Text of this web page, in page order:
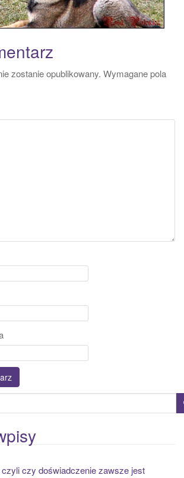
zostanie opublikowany. Wymagane pola
czy doświadczenie zawsze jest